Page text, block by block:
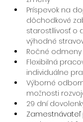
Príspevok na
dôchodkové
starostllivosť o
výhodné
Ročné
Flexibilná
individuálne
Výborné
možnosti
29 dní
Zamestnávateľ